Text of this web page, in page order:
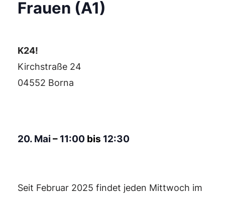
Frauen (A1)
K24!
Kirchstraße 24
04552 Borna
20. Mai – 11:00 bis 12:30
Seit Februar 2025 findet jeden Mittwoch im